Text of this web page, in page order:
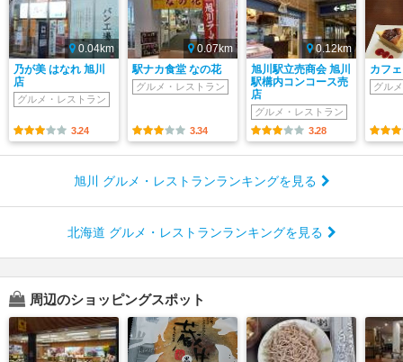
0.04km
乃が美 はなれ 旭川
店
グルメ・レストラン
3.24
0.07km
駅ナカ食堂 なの花
グルメ・レストラン
3.34
0.12km
旭川駅立売商会 旭川
駅構内コンコース売
店
グルメ・レストラン
3.28
カフ
グル
旭川 グルメ・レストランランキングを見る
北海道 グルメ・レストランランキングを見る
周辺のショッピングスポット